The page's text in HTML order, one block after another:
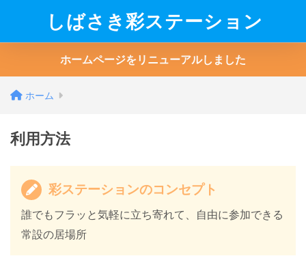
しばさき彩ステーション
ホームページをリニューアルしました
ホーム
利用方法
彩ステーションのコンセプト
誰でもフラッと気軽に立ち寄れて、自由に参加できる
常設の居場所